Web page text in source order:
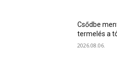
Csődbe
termelés a
2026.08.06.